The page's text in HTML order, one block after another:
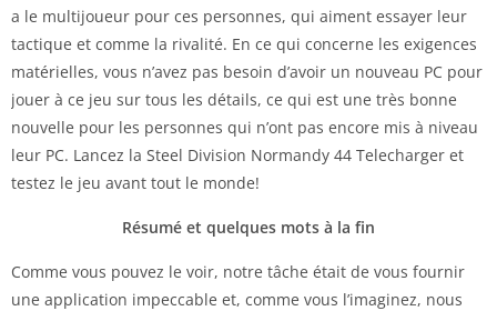
a le multijoueur pour ces personnes, qui aiment essayer leur
tactique et comme la rivalité. En ce qui concerne les exigences
matérielles, vous n’avez pas besoin d’avoir un nouveau PC pour
jouer à ce jeu sur tous les détails, ce qui est une très bonne
nouvelle pour les personnes qui n’ont pas encore mis à niveau
leur PC. Lancez la Steel Division Normandy 44 Telecharger et
testez le jeu avant tout le monde!
Résumé et quelques mots à la fin
Comme vous pouvez le voir, notre tâche était de vous fournir
une application impeccable et, comme vous l’imaginez, nous